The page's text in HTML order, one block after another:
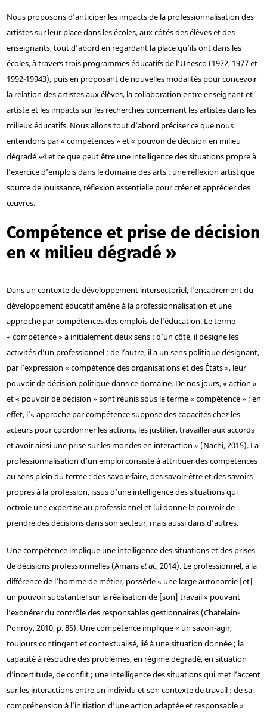
Nous proposons d’anticiper les impacts de la professionnalisation des
artistes sur leur place dans les écoles, aux côtés des élèves et des
enseignants, tout d’abord en regardant la place qu’ils ont dans les
écoles, à travers trois programmes éducatifs de l’Unesco (1972, 1977 et
1992-19943), puis en proposant de nouvelles modalités pour concevoir
la relation des artistes aux élèves, la collaboration entre enseignant et
artiste et les impacts sur les recherches concernant les artistes dans les
milieux éducatifs. Nous allons tout d’abord préciser ce que nous
entendons par « compétences » et « pouvoir de décision en milieu
dégradé »4et ce que peut être une intelligence des situations propre à
l’exercice d’emplois dans le domaine des arts : une réflexion artistique
source de jouissance, réflexion essentielle pour créer et apprécier des
œuvres.
Compétence et prise de décision
en « milieu dégradé »
Dans un contexte de développement intersectoriel, l’encadrement du
développement éducatif amène à la professionnalisation et une
approche par compétences des emplois de l’éducation. Le terme
« compétence » a initialement deux sens : d’un côté, il désigne les
activités d’un professionnel ; de l’autre, il a un sens politique désignant,
par l’expression « compétence des organisations et des États », leur
pouvoir de décision politique dans ce domaine. De nos jours, « action »
et « pouvoir de décision » sont réunis sous le terme « compétence » ; en
effet, l’« approche par compétence suppose des capacités chez les
acteurs pour coordonner les actions, les justifier, travailler aux accords
et avoir ainsi une prise sur les mondes en interaction » (Nachi, 2015). La
professionnalisation d’un emploi consiste à attribuer des compétences
au sens plein du terme : des savoir-faire, des savoir-être et des savoirs
propres à la profession, issus d’une intelligence des situations qui
octroie une expertise au professionnel et lui donne le pouvoir de
prendre des décisions dans son secteur, mais aussi dans d’autres.
Une compétence implique une intelligence des situations et des prises
de décisions professionnelles (Amanset al., 2014). Le professionnel, à la
différence de l’homme de métier, possède « une large autonomie [et]
un pouvoir substantiel sur la réalisation de [son] travail » pouvant
l’exonérer du contrôle des responsables gestionnaires (Chatelain-
Ponroy, 2010, p. 85). Une compétence implique « un savoir-agir,
toujours contingent et contextualisé, lié à une situation donnée ; la
capacité à résoudre des problèmes, en régime dégradé, en situation
d’incertitude, de conflit ; une intelligence des situations qui met l’accent
sur les interactions entre un individu et son contexte de travail : de sa
compréhension à l’initiation d’une action adaptée et responsable »